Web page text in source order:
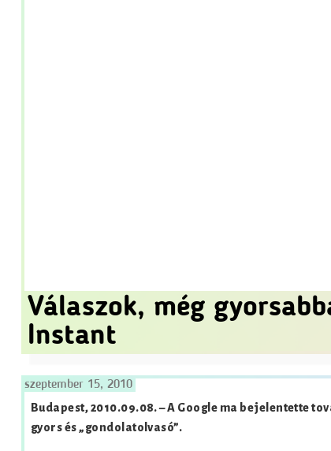
Válaszok, még
Instant
szeptember 15, 2010
Budapest, 2010.09.08. – A Google ma bejelentette
gyors és „gondolatolvasó”.